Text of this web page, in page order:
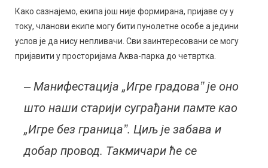
Како сазнајемо, екипа још није формирана, пријаве су у
току, чланови екипе могу бити пунолетне особе а једини
услов је да нису непливачи. Сви заинтересовани се могу
пријавити у просторијама Аква-парка до четвртка.
‒ Манифестација „Игре градоваˮ је оно
што наши старији суграђани памте као
„Игре без границаˮ. Циљ је забава и
добар провод. Такмичари ће се